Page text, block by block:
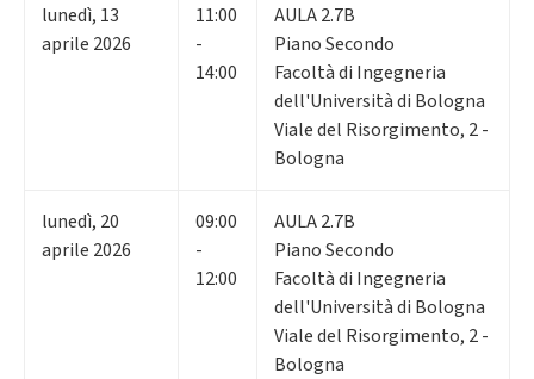
lunedì, 13
aprile 2026
11:00
-
14:00
AULA 2.7B
Piano Secondo
Facoltà di Ingegneria
dell'Università di Bologna
Viale del Risorgimento, 2 -
Bologna
lunedì, 20
aprile 2026
09:00
-
12:00
AULA 2.7B
Piano Secondo
Facoltà di Ingegneria
dell'Università di Bologna
Viale del Risorgimento, 2 -
Bologna